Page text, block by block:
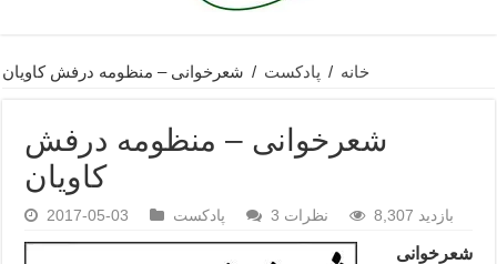
خانه / پادکست / شعرخوانی – منظومه درفش کاویان
شعرخوانی – منظومه درفش
کاویان
2017-05-03 پادکست نظرات 3 8,307 بازدید
شعرخوانی